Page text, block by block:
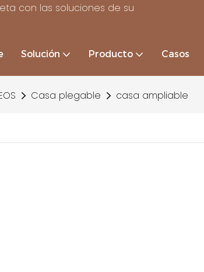
con las soluciones de su
Solución Producto Casos
Casa plegable casa ampliable